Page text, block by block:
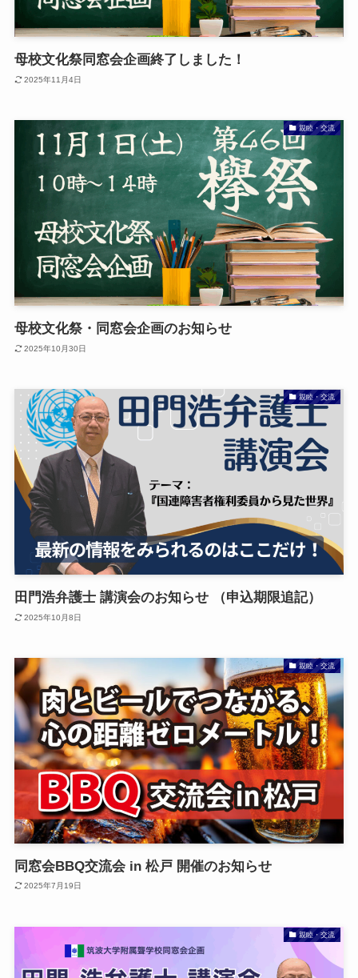
母校文化祭同窓会企画終了しました！
2025年11月4日
親睦・交流
母校文化祭・同窓会企画のお知らせ
2025年10月30日
親睦・交流
田門浩弁護士 講演会のお知らせ （申込期限追記）
2025年10月8日
親睦・交流
同窓会BBQ交流会 in 松戸 開催のお知らせ
2025年7月19日
親睦・交流